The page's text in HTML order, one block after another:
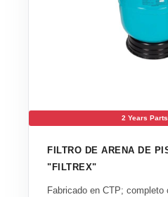
2 Years
FILTRO DE ARENA DE
"FILTREX"
Fabricado en CTP;